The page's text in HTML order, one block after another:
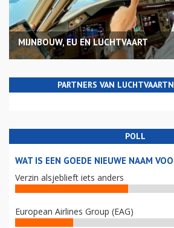
MIJNBOUW, EU EN LUCHTVAART
PARTNERS VAN
POLL
WAT IS EEN GOEDE NIEUWE NAAM
Verzin alsjeblieft iets anders
European Airlines Group (EAG)